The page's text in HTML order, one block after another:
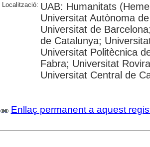
Localització: UAB: Humanitats
Universitat Autònoma
Universitat de
de Catalunya;
Universitat Politècnica
Fabra; Universitat
Universitat Central de
Enllaç permanent a aquest